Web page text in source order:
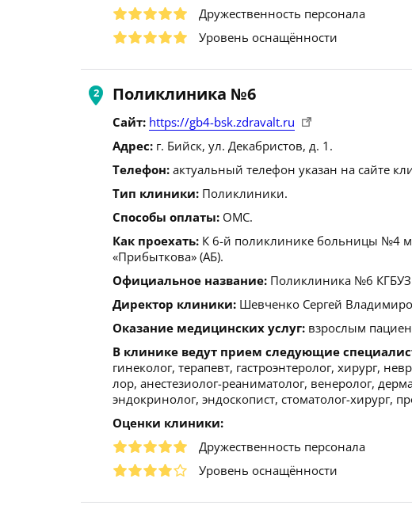
Дружественность персонала
Уровень оснащённости
Поликлиника №6
Сайт: https://gb4-bsk.zdravalt.ru
Адрес: г. Бийск, ул. Декабристов, д. 1.
Телефон: актуальный телефон указан на сайте
Тип клиники: Поликлиники.
Способы оплаты: ОМС.
Как проехать: К 6-й поликлинике больницы №4
«Прибыткова» (АБ).
Официальное название: Поликлиника №6
Директор клиники: Шевченко Сергей
Оказание медицинских услуг: взрослым
В клинике ведут прием следующие
гинеколог, терапевт, гастроэнтеролог, хирург,
лор, анестезиолог-реаниматолог, венеролог,
эндокринолог, эндоскопист, стоматолог-хирург,
Оценки клиники:
Дружественность персонала
Уровень оснащённости